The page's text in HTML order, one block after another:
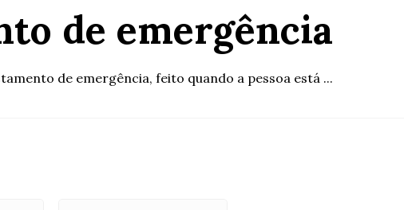
de emergência
de emergência, feito quando a pessoa está ...